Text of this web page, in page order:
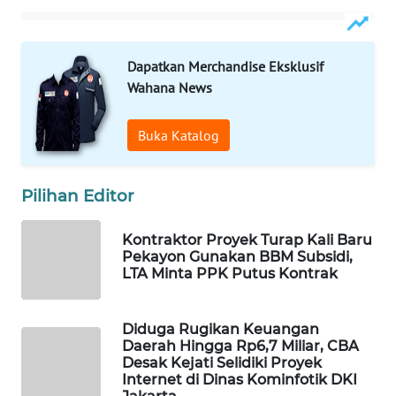
Dapatkan Merchandise Eksklusif
Wahana News
Buka Katalog
Pilihan Editor
Kontraktor Proyek Turap Kali Baru
Pekayon Gunakan BBM Subsidi,
LTA Minta PPK Putus Kontrak
Diduga Rugikan Keuangan
Daerah Hingga Rp6,7 Miliar, CBA
Desak Kejati Selidiki Proyek
Internet di Dinas Kominfotik DKI
MAWAKA
MARTABAT
NET
WATCH